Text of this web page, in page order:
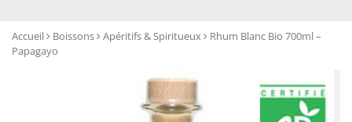
Accueil Boissons Apéritifs & Spiritueux
Rhum Blanc Bio 700ml –
Papagayo